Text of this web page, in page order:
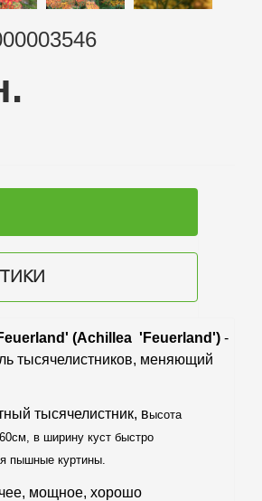
(Achillea 'Feuerland') -
тысячелистников, меняющий
тысячелистник, высота
в ширину куст быстро
пышные куртины.
мощное, хорошо